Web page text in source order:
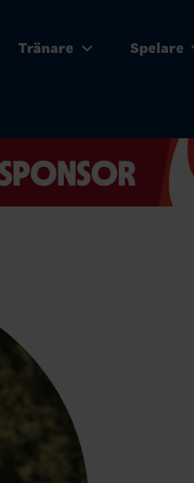
Tränare Spelare